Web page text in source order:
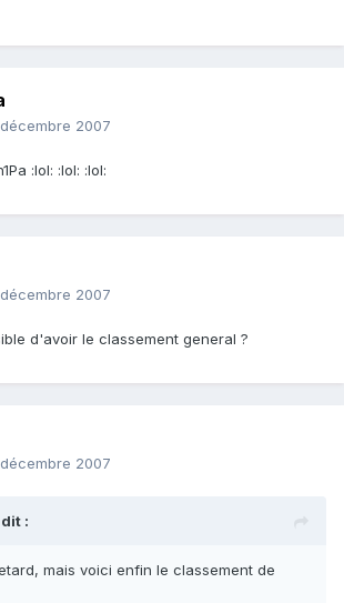
décembre 2007
:lol: :lol: :lol:
décembre 2007
d'avoir le classement general ?
décembre 2007
:
mais voici enfin le classement de